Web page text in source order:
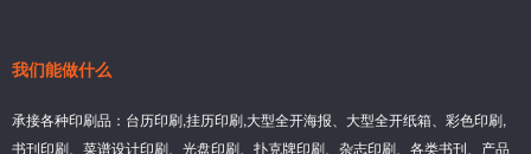
我们能做什么
承接各种印刷品：台历印刷,挂历印刷,大型全开海报、大型全开纸箱、彩色印刷,
书刊印刷、菜谱设计印刷、光盘印刷、扑克牌印刷、杂志印刷、各类书刊、产品